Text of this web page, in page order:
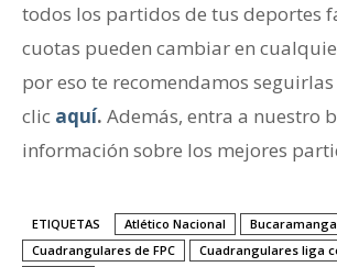
todos los partidos de tus deportes
cuotas pueden cambiar en
por eso te recomendamos
clic aquí. Además, entra a nuestro
información sobre los mejores
ETIQUETAS Atlético Nacional
Bucaramanga
Cuadrangulares de FPC
Cuadrangulares liga